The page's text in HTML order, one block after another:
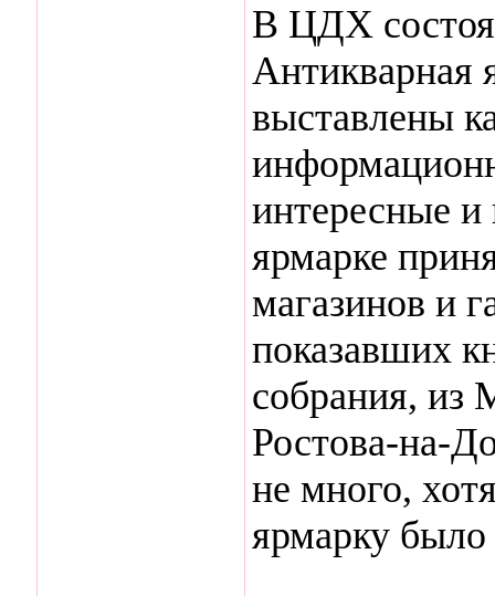
В ЦДХ
Антикварная
выставлены
интересные и
ярмарке
магазинов и
показавших
собрания, из
Ростова-на-
не много,
ярмарку